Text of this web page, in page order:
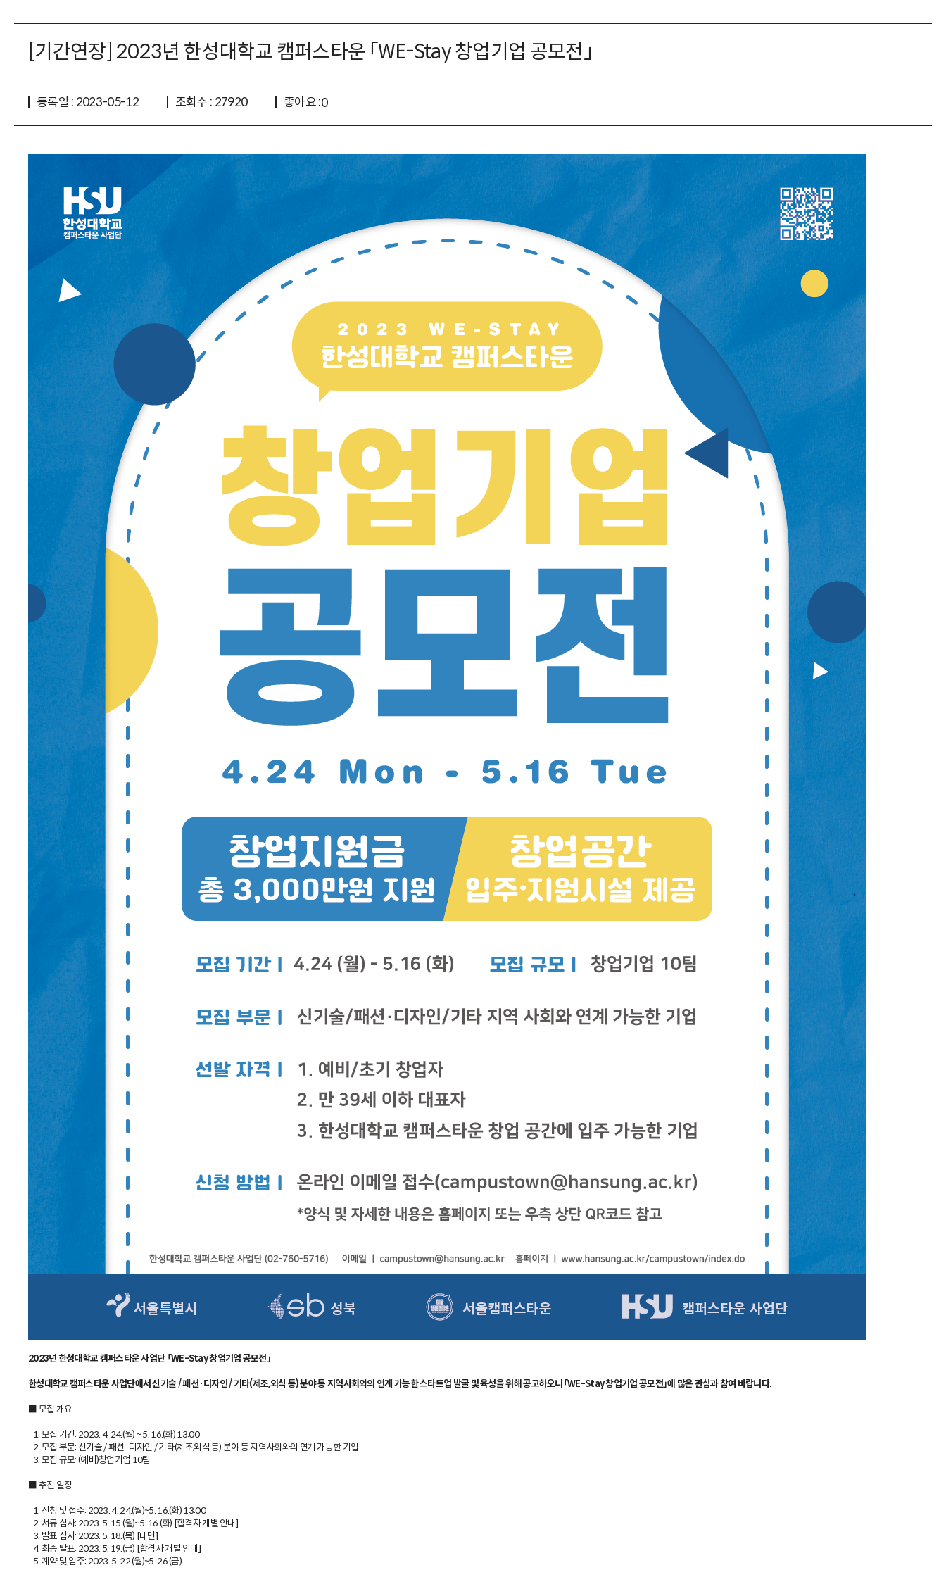
[기간연장] 2023년 한성대학교 캠퍼스타운 「WE-Stay 창업기업 공모전」
등록일 : 2023-05-12 조회수 : 27920 좋아요 :0
2023년 한성대학교 캠퍼스타운 사업단 「WE-Stay 창업기업 공모전」
한성대학교 캠퍼스타운 사업단에서 신기술 / 패션·디자인 / 기타(제조,외식 등) 분야 등 지역사회와의 연계 가능한 스타트업 발굴 및 육성을 위해 공고하오니「WE-Stay 창업기업 공모전」에 많은 관심과 참여 바랍니다.
■ 모집 개요
1. 모집 기간: 2023. 4. 24.(월) ~ 5. 16.(화) 13:00
2. 모집 부문: 신기술 / 패션·디자인 / 기타(제조,외식 등) 분야 등 지역사회와의 연계 가능한 기업
3. 모집 규모: (예비)창업기업 10팀
■ 추진 일정
1. 신청 및 접수: 2023. 4. 24.(월)~5. 16.(화) 13:00
2. 서류 심사: 2023. 5. 15.(월)~5. 16.(화) [합격자 개별 안내]
3. 발표 심사: 2023. 5. 18.(목) [대면]
4. 최종 발표: 2023. 5. 19.(금) [합격자 개별 안내]
5. 계약 및 입주: 2023. 5. 22.(월)~5. 26.(금)